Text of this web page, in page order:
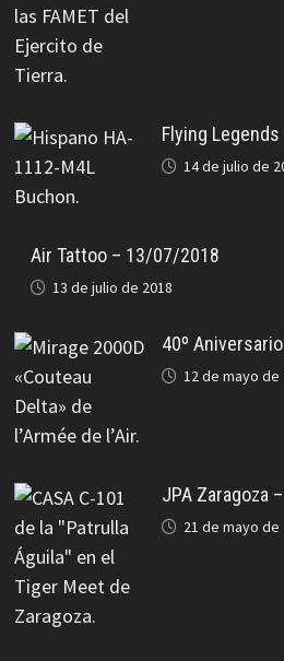
Flying
14 de julio de
Air Tattoo – 13/07/2018
13 de julio de 2018
40º
12 de mayo de
JPA Zaragoza
21 de mayo de